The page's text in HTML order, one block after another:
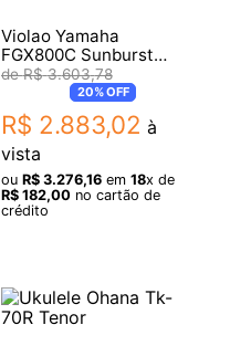
Violao Yamaha
FGX800C Sunburst
Eletro-Acustico
R$ 3.603,78
20%OFF
R$ 2.883,02 à
vista
ou R$ 3.276,16em 18x de
R$ 182,00no cartão de
crédito